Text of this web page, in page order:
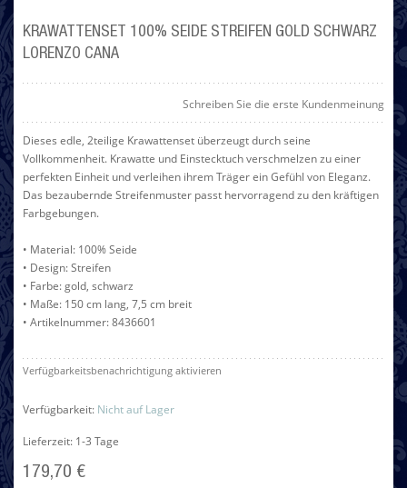
KRAWATTENSET 100% SEIDE STREIFEN GOLD SCHWARZ
LORENZO CANA
Schreiben Sie die erste Kundenmeinung
Dieses edle, 2teilige Krawattenset überzeugt durch seine
Vollkommenheit. Krawatte und Einstecktuch verschmelzen zu einer
perfekten Einheit und verleihen ihrem Träger ein Gefühl von Eleganz.
Das bezaubernde Streifenmuster passt hervorragend zu den kräftigen
Farbgebungen.
• Material: 100% Seide
• Design: Streifen
• Farbe: gold, schwarz
• Maße: 150 cm lang, 7,5 cm breit
• Artikelnummer: 8436601
Verfügbarkeitsbenachrichtigung aktivieren
Verfügbarkeit: Nicht auf Lager
Lieferzeit: 1-3 Tage
179,70 €